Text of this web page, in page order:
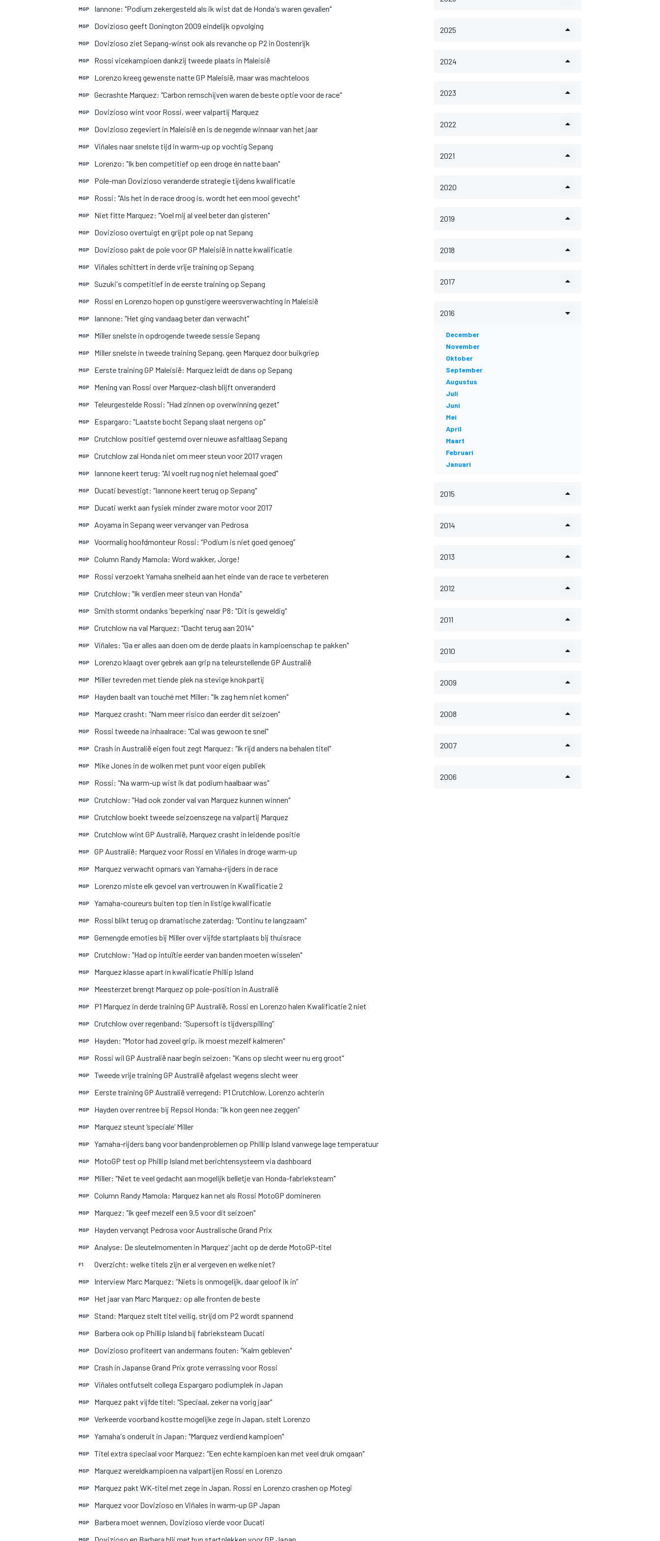
WEC DTM
MGP Iannone: "Podium zekergesteld als ik wist dat de Honda's waren gevallen"
MGP Dovizioso geeft Donington 2009 eindelijk opvolging
MGP Dovizioso ziet Sepang-winst ook als revanche op P2 in Oostenrijk
MGP Rossi vicekampioen dankzij tweede plaats in Maleisië
MGP Lorenzo kreeg gewenste natte GP Maleisië, maar was machteloos
MGP Gecrashte Marquez: "Carbon remschijven waren de beste optie voor de race"
MGP Dovizioso wint voor Rossi, weer valpartij Marquez
MGP Dovizioso zegeviert in Maleisië en is de negende winnaar van het jaar
MGP Viñales naar snelste tijd in warm-up op vochtig Sepang
MGP Lorenzo: "Ik ben competitief op een droge én natte baan"
MGP Pole-man Dovizioso veranderde strategie tijdens kwalificatie
MGP Rossi: "Als het in de race droog is, wordt het een mooi gevecht"
MGP Niet fitte Marquez: "Voel mij al veel beter dan gisteren"
MGP Dovizioso overtuigt en grijpt pole op nat Sepang
MGP Dovizioso pakt de pole voor GP Maleisië in natte kwalificatie
MGP Viñales schittert in derde vrije training op Sepang
MGP Suzuki's competitief in de eerste training op Sepang
MGP Rossi en Lorenzo hopen op gunstigere weersverwachting in Maleisië
MGP Iannone: "Het ging vandaag beter dan verwacht"
MGP Miller snelste in opdrogende tweede sessie Sepang
MGP Miller snelste in tweede training Sepang, geen Marquez door buikgriep
MGP Eerste training GP Maleisië: Marquez leidt de dans op Sepang
MGP Mening van Rossi over Marquez-clash blijft onveranderd
MGP Teleurgestelde Rossi: "Had zinnen op overwinning gezet"
MGP Espargaro: "Laatste bocht Sepang slaat nergens op"
MGP Crutchlow positief gestemd over nieuwe asfaltlaag Sepang
MGP Crutchlow zal Honda niet om meer steun voor 2017 vragen
MGP Iannone keert terug: "Al voelt rug nog niet helemaal goed"
MGP Ducati bevestigt: "Iannone keert terug op Sepang"
MGP Ducati werkt aan fysiek minder zware motor voor 2017
MGP Aoyama in Sepang weer vervanger van Pedrosa
MGP Voormalig hoofdmonteur Rossi: “Podium is niet goed genoeg”
MGP Column Randy Mamola: Word wakker, Jorge!
MGP Rossi verzoekt Yamaha snelheid aan het einde van de race te verbeteren
MGP Crutchlow: "Ik verdien meer steun van Honda"
MGP Smith stormt ondanks 'beperking' naar P8: "Dit is geweldig"
MGP Crutchlow na val Marquez: "Dacht terug aan 2014"
MGP Viñales: "Ga er alles aan doen om de derde plaats in kampioenschap te pakken"
MGP Lorenzo klaagt over gebrek aan grip na teleurstellende GP Australië
MGP Miller tevreden met tiende plek na stevige knokpartij
MGP Hayden baalt van touché met Miller: "Ik zag hem niet komen"
MGP Marquez crasht: "Nam meer risico dan eerder dit seizoen"
MGP Rossi tweede na inhaalrace: "Cal was gewoon te snel"
MGP Crash in Australië eigen fout zegt Marquez: "Ik rijd anders na behalen titel"
MGP Mike Jones in de wolken met punt voor eigen publiek
MGP Rossi: "Na warm-up wist ik dat podium haalbaar was"
MGP Crutchlow: "Had ook zonder val van Marquez kunnen winnen"
MGP Crutchlow boekt tweede seizoenszege na valpartij Marquez
MGP Crutchlow wint GP Australië, Marquez crasht in leidende positie
MGP GP Australië: Marquez voor Rossi en Viñales in droge warm-up
MGP Marquez verwacht opmars van Yamaha-rijders in de race
MGP Lorenzo miste elk gevoel van vertrouwen in Kwalificatie 2
MGP Yamaha-coureurs buiten top tien in listige kwalificatie
MGP Rossi blikt terug op dramatische zaterdag: "Continu te langzaam"
MGP Gemengde emoties bij Miller over vijfde startplaats bij thuisrace
MGP Crutchlow: "Had op intuïtie eerder van banden moeten wisselen"
MGP Marquez klasse apart in kwalificatie Phillip Island
MGP Meesterzet brengt Marquez op pole-position in Australië
MGP P1 Marquez in derde training GP Australië, Rossi en Lorenzo halen Kwalificatie 2 niet
MGP Crutchlow over regenband: “Supersoft is tijdverspilling”
MGP Hayden: "Motor had zoveel grip, ik moest mezelf kalmeren"
MGP Rossi wil GP Australië naar begin seizoen: "Kans op slecht weer nu erg groot"
MGP Tweede vrije training GP Australië afgelast wegens slecht weer
MGP Eerste training GP Australië verregend: P1 Crutchlow, Lorenzo achterin
MGP Hayden over rentree bij Repsol Honda: “Ik kon geen nee zeggen”
MGP Marquez steunt ‘speciale’ Miller
MGP Yamaha-rijders bang voor bandenproblemen op Phillip Island vanwege lage temperatuur
MGP MotoGP test op Phillip Island met berichtensysteem via dashboard
MGP Miller: "Niet te veel gedacht aan mogelijk belletje van Honda-fabrieksteam"
MGP Column Randy Mamola: Marquez kan net als Rossi MotoGP domineren
MGP Marquez: "Ik geef mezelf een 9,5 voor dit seizoen"
MGP Hayden vervangt Pedrosa voor Australische Grand Prix
MGP Analyse: De sleutelmomenten in Marquez' jacht op de derde MotoGP-titel
F1 Overzicht: welke titels zijn er al vergeven en welke niet?
MGP Interview Marc Marquez: “Niets is onmogelijk, daar geloof ik in”
MGP Het jaar van Marc Marquez: op alle fronten de beste
MGP Stand: Marquez stelt titel veilig, strijd om P2 wordt spannend
MGP Barbera ook op Phillip Island bij fabrieksteam Ducati
MGP Dovizioso profiteert van andermans fouten: "Kalm gebleven"
MGP Crash in Japanse Grand Prix grote verrassing voor Rossi
MGP Viñales ontfutselt collega Espargaro podiumplek in Japan
MGP Marquez pakt vijfde titel: "Speciaal, zeker na vorig jaar"
MGP Verkeerde voorband kostte mogelijke zege in Japan, stelt Lorenzo
MGP Yamaha's onderuit in Japan: "Marquez verdiend kampioen"
MGP Titel extra speciaal voor Marquez: "Een echte kampioen kan met veel druk omgaan"
MGP Marquez wereldkampioen na valpartijen Rossi en Lorenzo
MGP Marquez pakt WK-titel met zege in Japan, Rossi en Lorenzo crashen op Motegi
MGP Marquez voor Dovizioso en Viñales in warm-up GP Japan
MGP Barbera moet wennen, Dovizioso vierde voor Ducati
MGP
2025
2024
2023
2022
2021
2020
2019
2018
2017
2016
December
November
Oktober
September
Augustus
Juli
Juni
Mei
April
Maart
Februari
Januari
2015
2014
2013
2012
2011
2010
2009
2008
2007
2006